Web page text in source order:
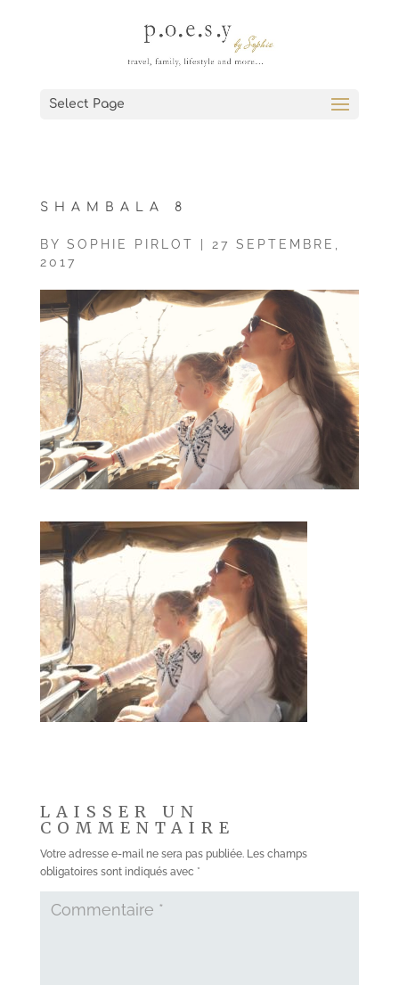
Select Page
SHAMBALA 8
BY SOPHIE PIRLOT
27 SEPTEMBRE,
2017
LAISSER UN
COMMENTAIRE
Votre adresse e-mail ne sera pas publiée. Les champs
obligatoires sont indiqués avec *